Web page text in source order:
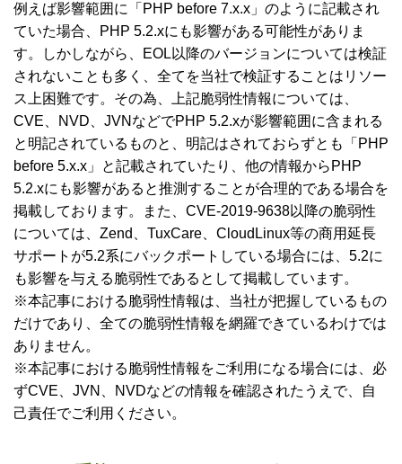
例えば影響範囲に「PHP before 7.x.x」のように記載され
ていた場合、PHP 5.2.xにも影響がある可能性がありま
す。しかしながら、EOL以降のバージョンについては検証
されないことも多く、全てを当社で検証することはリソー
ス上困難です。その為、上記脆弱性情報については、
CVE、NVD、JVNなどでPHP 5.2.xが影響範囲に含まれる
と明記されているものと、明記はされておらずとも「PHP
before 5.x.x」と記載されていたり、他の情報からPHP
5.2.xにも影響があると推測することが合理的である場合を
掲載しております。また、CVE-2019-9638以降の脆弱性
については、Zend、TuxCare、CloudLinux等の商用延長
サポートが5.2系にバックポートしている場合には、5.2に
も影響を与える脆弱性であるとして掲載しています。
※本記事における脆弱性情報は、当社が把握しているもの
だけであり、全ての脆弱性情報を網羅できているわけでは
ありません。
※本記事における脆弱性情報をご利用になる場合には、必
ずCVE、JVN、NVDなどの情報を確認されたうえで、自
己責任でご利用ください。